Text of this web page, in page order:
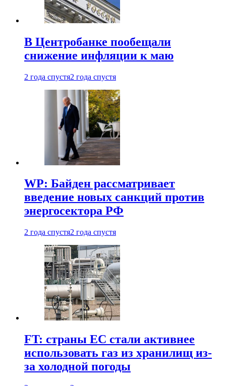
В Центробанке пообещали
снижение инфляции к маю
2 года спустя2 года спустя
WP: Байден рассматривает
введение новых санкций против
энергосектора РФ
2 года спустя2 года спустя
FT: страны ЕС стали активнее
использовать газ из хранилищ из-
за холодной погоды